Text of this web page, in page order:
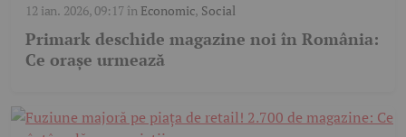
12 ian. 2026, 09:17în Economic, Social
Primark deschide magazine noi în România:
Ce orașe urmează